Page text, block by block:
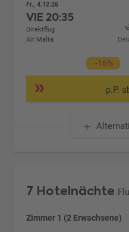
Fr., 4.12.26
VIE 20:35
Direktflug
Air Malta
-16%
p.P.
7 Hotelnächte
Zimmer 1 (2 Erwachsene)